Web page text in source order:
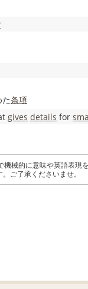
た条項
gives details for
械的に意味や英語表現
ご了承くださいませ。